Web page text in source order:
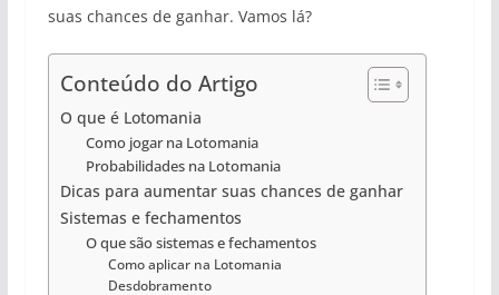
suas chances de ganhar. Vamos lá?
Conteúdo do Artigo
O que é Lotomania
Como jogar na Lotomania
Probabilidades na Lotomania
Dicas para aumentar suas chances de ganhar
Sistemas e fechamentos
O que são sistemas e fechamentos
Como aplicar na Lotomania
Desdobramento